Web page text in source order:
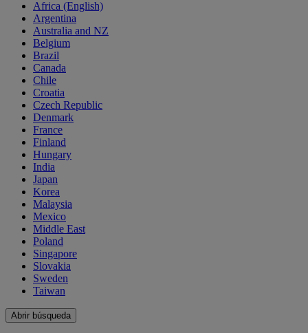
Africa (English)
Argentina
Australia and NZ
Belgium
Brazil
Canada
Chile
Croatia
Czech Republic
Denmark
France
Finland
Hungary
India
Japan
Korea
Malaysia
Mexico
Middle East
Poland
Singapore
Slovakia
Sweden
Taiwan
Abrir búsqueda